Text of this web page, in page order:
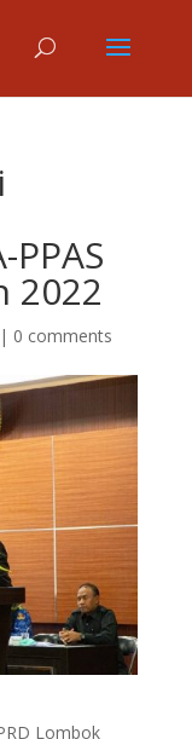
2022
| 0 comments
Lombok